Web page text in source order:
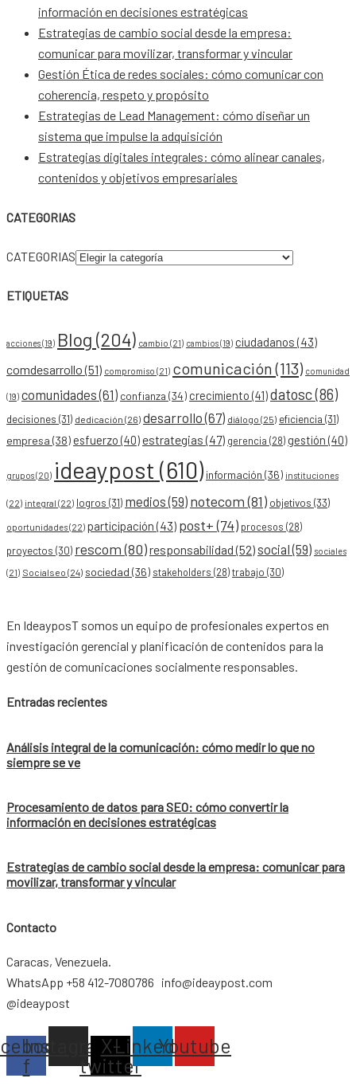
información en decisiones estratégicas
Estrategias de cambio social desde la empresa:
comunicar para movilizar, transformar y vincular
Gestión Ética de redes sociales: cómo comunicar con
coherencia, respeto y propósito
Estrategias de Lead Management: cómo diseñar un
sistema que impulse la adquisición
Estrategias digitales integrales: cómo alinear canales,
contenidos y objetivos empresariales
CATEGORIAS
CATEGORIAS
ETIQUETAS
acciones(19) Blog (204) cambio (21) cambios(19) ciudadanos (43)
comdesarrollo(51) compromiso (21) comunicación(113) comunidad
(19) comunidades(61) confianza (34) crecimiento (41)datosc(86)
decisiones (31) dedicación (26) desarrollo(67) diálogo (25) eficiencia (31)
empresa (38) esfuerzo (40)estrategias(47) gerencia (28) gestión (40)
grupos(20) ideaypost (610) información (36) instituciones
(22) integral (22) logros (31) medios(59) notecom(81) objetivos (33)
oportunidades(22) participación (43) post+(74) procesos (28)
proyectos (30) rescom(80)responsabilidad(52)social(59) sociales
(21) Socialseo (24) sociedad (36) stakeholders (28)trabajo (30)
En IdeayposT somos un equipo de profesionales expertos en
investigación gerencial y planificación de contenidos para la
gestión de comunicaciones socialmente responsables.
Entradas recientes
Análisis integral de la comunicación: cómo medir lo que no
siempre se ve
Procesamiento de datos para SEO: cómo convertir la
información en decisiones estratégicas
Estrategias de cambio social desde la empresa: comunicar para
movilizar, transformar y vincular
Contacto
Caracas, Venezuela.
WhatsApp +58 412-7080786 info@ideaypost.com
@ideaypost
f
InstagramX-
twitter
LinkedinYoutube